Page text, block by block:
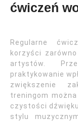
ćwiczeń
Regularne
korzyści
artystów.
praktykowanie
zwiększenie
treningom
czystości
stylu